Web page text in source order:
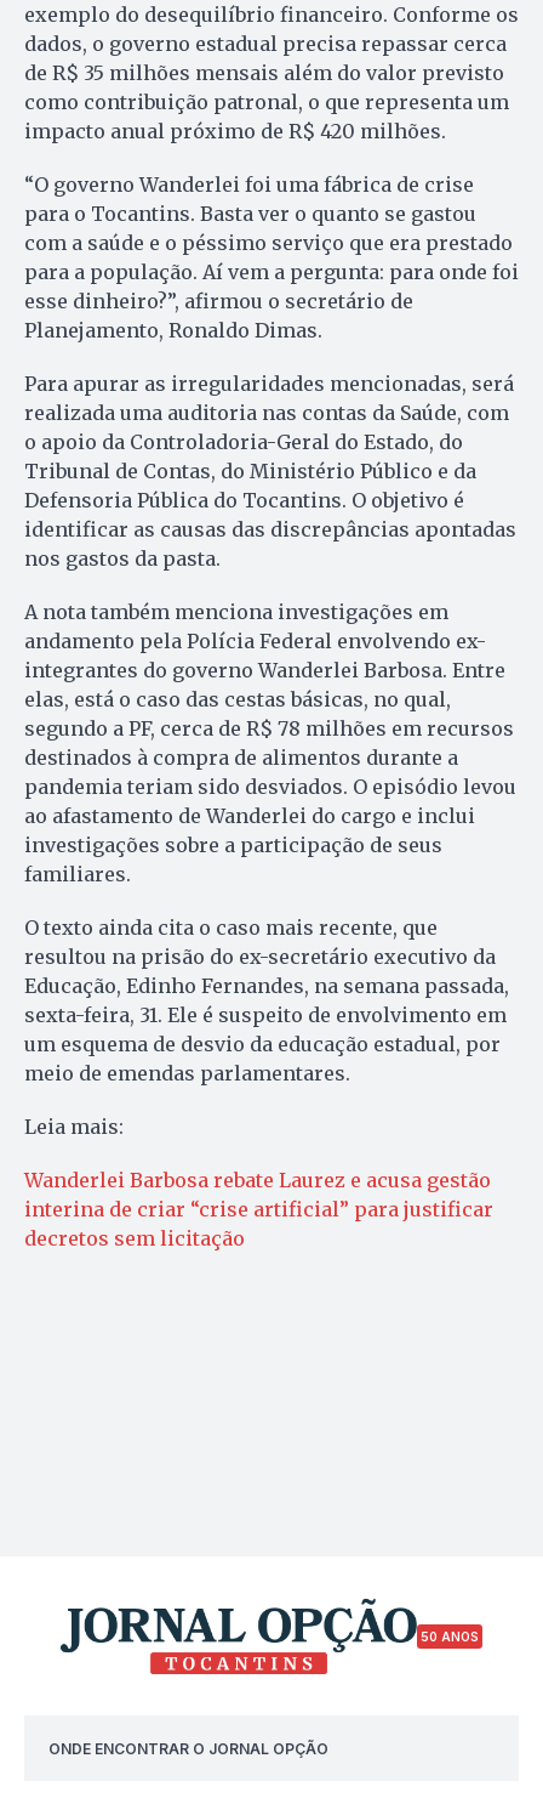
exemplo do desequilíbrio financeiro. Conforme os
dados, o governo estadual precisa repassar cerca
de R$ 35 milhões mensais além do valor previsto
como contribuição patronal, o que representa um
impacto anual próximo de R$ 420 milhões.
“O governo Wanderlei foi uma fábrica de crise
para o Tocantins. Basta ver o quanto se gastou
com a saúde e o péssimo serviço que era prestado
para a população. Aí vem a pergunta: para onde foi
esse dinheiro?”, afirmou o secretário de
Planejamento, Ronaldo Dimas.
Para apurar as irregularidades mencionadas, será
realizada uma auditoria nas contas da Saúde, com
o apoio da Controladoria-Geral do Estado, do
Tribunal de Contas, do Ministério Público e da
Defensoria Pública do Tocantins. O objetivo é
identificar as causas das discrepâncias apontadas
nos gastos da pasta.
A nota também menciona investigações em
andamento pela Polícia Federal envolvendo ex-
integrantes do governo Wanderlei Barbosa. Entre
elas, está o caso das cestas básicas, no qual,
segundo a PF, cerca de R$ 78 milhões em recursos
destinados à compra de alimentos durante a
pandemia teriam sido desviados. O episódio levou
ao afastamento de Wanderlei do cargo e inclui
investigações sobre a participação de seus
familiares.
O texto ainda cita o caso mais recente, que
resultou na prisão do ex-secretário executivo da
Educação, Edinho Fernandes, na semana passada,
sexta-feira, 31. Ele é suspeito de envolvimento em
um esquema de desvio da educação estadual, por
meio de emendas parlamentares.
Leia mais:
Wanderlei Barbosa rebate Laurez e acusa gestão
interina de criar “crise artificial” para justificar
decretos sem licitação
50 ANOS
ONDE ENCONTRAR O JORNAL OPÇÃO